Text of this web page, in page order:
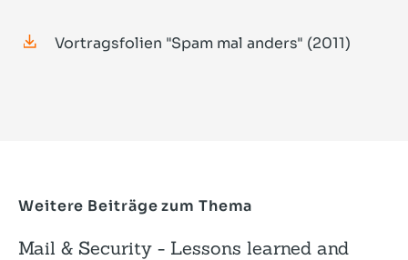
Vortragsfolien "Spam mal anders" (2011)
Weitere Beiträge zum Thema
Mail & Security - Lessons learned and